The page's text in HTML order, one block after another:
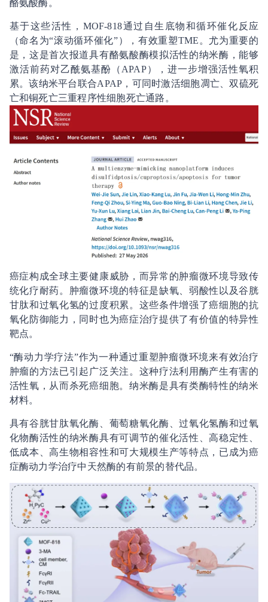
酪氨酸酶。
基于这些活性，MOF-818通过自生底物和循环催化反应
（命名为“滚动循环催化”），有效重塑TME。尤为重要的
是，这是首次报道具有酪氨酸酶模拟活性的纳米酶，能够
激活前药对乙酰氨基酚（APAP），进一步增强活性氧积
累。该纳米平台联合APAP，可同时激活细胞凋亡、双硫死
亡和铜死亡三重程序性细胞死亡通路。
癌症构成全球主要健康威胁，而异常的肿瘤微环境导致传
统化疗耐药。肿瘤微环境的特征是缺氧、弱酸性以及谷胱
甘肽和过氧化氢的过度积累。这些条件增强了癌细胞的抗
氧化防御能力，同时也为癌症治疗提供了有价值的特异性
靶点。
“酶动力学疗法”作为一种通过重塑肿瘤微环境来有效治疗
肿瘤的方法已引起广泛关注。这种疗法利用酶产生有害的
活性氧，从而杀死癌细胞。纳米酶是具有类酶特性的纳米
材料。
具有谷胱甘肽氧化酶、葡萄糖氧化酶、过氧化氢酶和过氧
化物酶活性的纳米酶具有可调节的催化活性、高稳定性、
低成本、高生物相容性和可大规模生产等特点，已成为癌
症酶动力学治疗中天然酶的有前景的替代品。